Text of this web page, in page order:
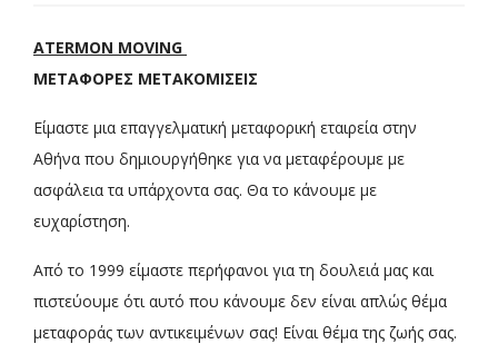
ATERMON MOVING
ΜΕΤΑΦΟΡΕΣ ΜΕΤΑΚΟΜΙΣΕΙΣ
Είμαστε μια επαγγελματική μεταφορική εταιρεία στην
Αθήνα που δημιουργήθηκε για να μεταφέρουμε με
ασφάλεια τα υπάρχοντα σας. Θα το κάνουμε με
ευχαρίστηση.
Από το 1999 είμαστε περήφανοι για τη δουλειά μας και
πιστεύουμε ότι αυτό που κάνουμε δεν είναι απλώς θέμα
μεταφοράς των αντικειμένων σας! Είναι θέμα της ζωής σας.